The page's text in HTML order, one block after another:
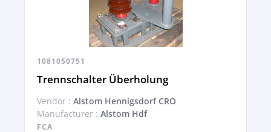
1081050751
Trennschalter Überholung
Vendor : Alstom Hennigsdorf CRO
Manufacturer : Alstom Hdf
FCA